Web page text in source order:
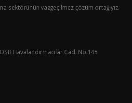
sektörünün vazgeçilmez çözüm ortağıyız.
Havalandırmacılar Cad. No:145